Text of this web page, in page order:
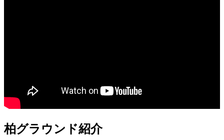
柏グラウンド紹介